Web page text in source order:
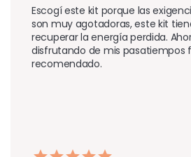
Escogí este kit porque las
son muy agotadoras, este kit
recuperar la energía perdida.
disfrutando de mis pasatiempos
recomendado.